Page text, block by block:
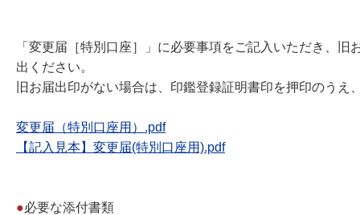
「変更届［特別口座］」に必要事項をご記入いただき、
出ください。
旧お届出印がない場合は、印鑑登録証明書印を押印のう
変更届（特別口座用）.pdf
【記入見本】変更届(特別口座用).pdf
●必要な添付書類